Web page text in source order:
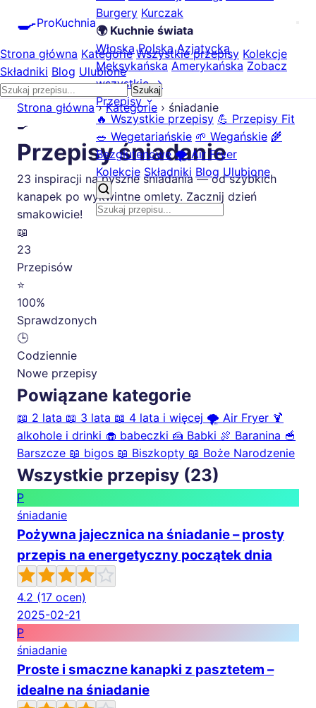
🍳ProKuchnia
Burgery Kurczak
🌍 Kuchnie świata
Włoska Polska Azjatycka
Meksykańska Amerykańska Zobacz
wszystkie →
Przepisy
🔥 Wszystkie przepisy 💪 Przepisy Fit
🥗 Wegetariańskie 🌱 Wegańskie 🌾
Bezglutenowe 🌪️ Air Fryer
Kolekcje Składniki Blog Ulubione
Strona główna Kategorie Wszystkie przepisy Kolekcje
Składniki Blog Ulubione
Szukaj
Strona główna › Kategorie › śniadanie
🍳
Przepisy śniadanie
23 inspiracji na pyszne śniadania — od szybkich
kanapek po wykwintne omlety. Zacznij dzień
smakowicie!
📖
23
Przepisów
⭐
100%
Sprawdzonych
🕒
Codziennie
Nowe przepisy
Powiązane kategorie
📖 2 lata 📖 3 lata 📖 4 lata i więcej 🌪️ Air Fryer 🍹
alkohole i drinki 🧁 babeczki 🍰 Babki 🍖 Baranina 🥣
Barszcze 📖 bigos 📖 Biszkopty 📖 Boże Narodzenie
Wszystkie przepisy (23)
P
śniadanie
Pożywna jajecznica na śniadanie – prosty
przepis na energetyczny początek dnia
4.2 (17 ocen)
2025-02-21
P
śniadanie
Proste i smaczne kanapki z pasztetem –
idealne na śniadanie